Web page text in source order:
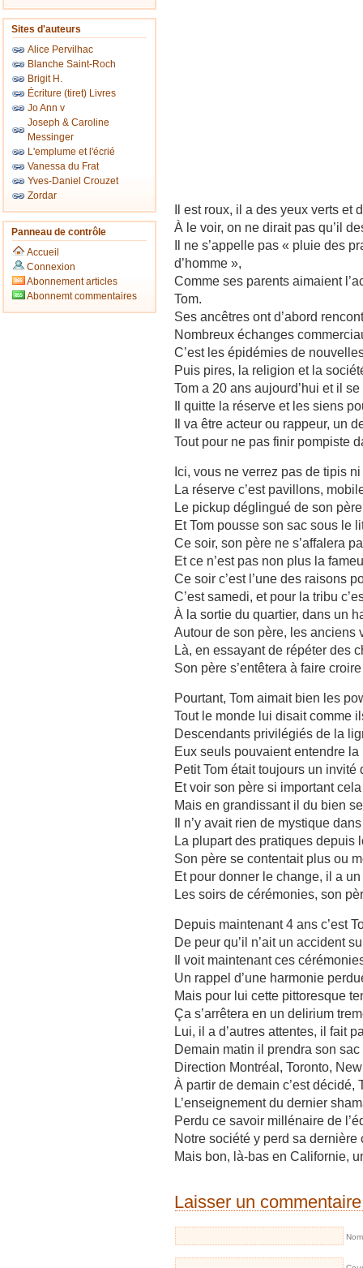
Sites d'auteurs
Alice Pervilhac
Blanche Saint-Roch
Brigit H.
Écriture (tiret) Livres
Jo Ann v
Joseph & Caroline
Messinger
L'emplume et l'écrié
Vanessa du Frat
Yves-Daniel Crouzet
Zordar
Panneau de contrôle
Accueil
Connexion
Abonnement articles
Abonnemt commentaires
Il est roux, il a des yeux verts et
À le voir, on ne dirait pas qu’il
Il ne s’appelle pas « pluie des
d’homme »,
Comme ses parents aimaient
Tom.
Ses ancêtres ont d’abord
Nombreux échanges
C’est les épidémies de
Puis pires, la religion et la
Tom a 20 ans aujourd’hui et il
Il quitte la réserve et les siens
Il va être acteur ou rappeur, un
Tout pour ne pas finir pompiste
Ici, vous ne verrez pas de tipis
La réserve c’est pavillons,
Le pickup déglingué de son
Et Tom pousse son sac sous le
Ce soir, son père ne s’affalera
Et ce n’est pas non plus la
Ce soir c’est l’une des raisons
C’est samedi, et pour la tribu
À la sortie du quartier, dans un
Autour de son père, les anciens
Là, en essayant de répéter des
Son père s’entêtera à faire
Pourtant, Tom aimait bien les
Tout le monde lui disait comme
Descendants privilégiés de la
Eux seuls pouvaient entendre
Petit Tom était toujours un invité
Et voir son père si important
Mais en grandissant il du bien
Il n’y avait rien de mystique
La plupart des pratiques depuis
Son père se contentait plus ou
Et pour donner le change, il a
Les soirs de cérémonies, son
Depuis maintenant 4 ans c’est
De peur qu’il n’ait un accident
Il voit maintenant ces
Un rappel d’une harmonie
Mais pour lui cette pittoresque
Ça s’arrêtera en un delirium
Lui, il a d’autres attentes, il fait
Demain matin il prendra son
Direction Montréal, Toronto,
À partir de demain c’est décidé,
L’enseignement du dernier
Perdu ce savoir millénaire de
Notre société y perd sa
Mais bon, là-bas en Californie,
Laisser un commentaire